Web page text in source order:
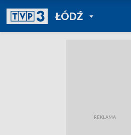
ŁÓDŹPOWRÓT DO
TVP REGIONY